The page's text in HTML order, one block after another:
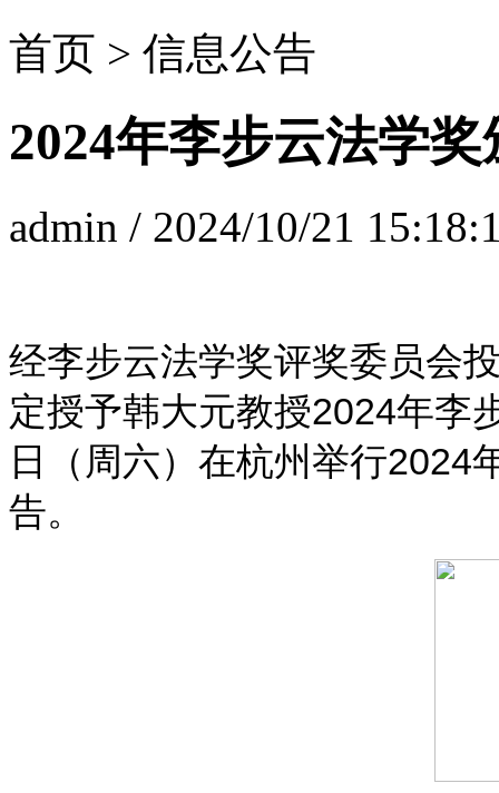
首页 > 信息公告
2024年李步云法学
admin / 2024/10/21
经李步云法学奖评奖委员会
定授予韩大元教授2024年李
日（周六）在杭州举行2024
告。